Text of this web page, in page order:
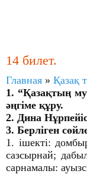
14 билет.
Главная » Қазақ
1. “Қазақтың
әңгіме құру.
2. Дина
3. Берліген
1. ішекті:
сазсырнай;
сарнамалы: